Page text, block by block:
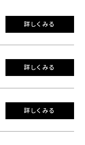
詳しくみる
詳しくみる
詳しくみる